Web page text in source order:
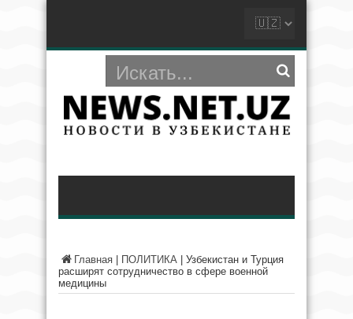
Главная ПОЛИТИКА
Узбекистан и Турция
расширят сотрудничество в сфере военной
медицины